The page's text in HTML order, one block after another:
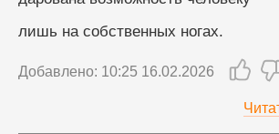
лишь на собственных ногах.
Добавлено: 10:25 16.02.2026